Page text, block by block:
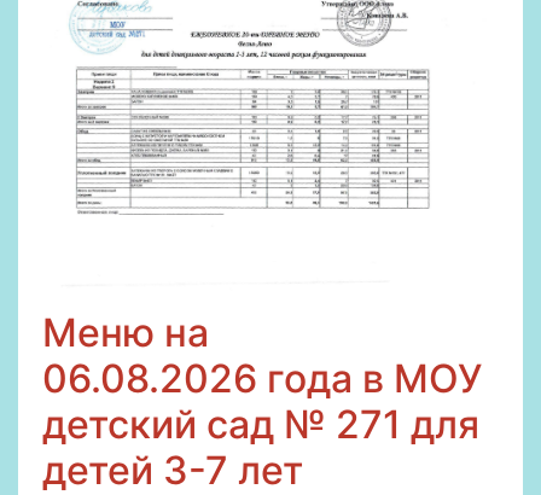
Меню на
06.08.2026 года в МОУ
детский сад № 271 для
детей 3-7 лет